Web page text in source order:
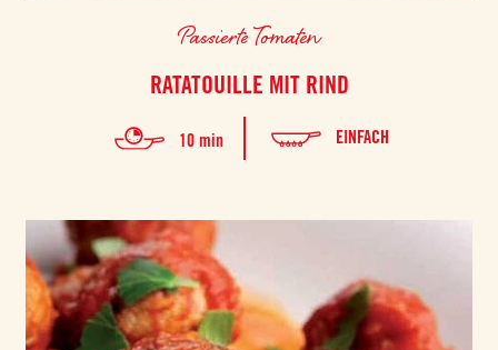
Passierte Tomaten
RATATOUILLE MIT RIND
10 min EINFACH